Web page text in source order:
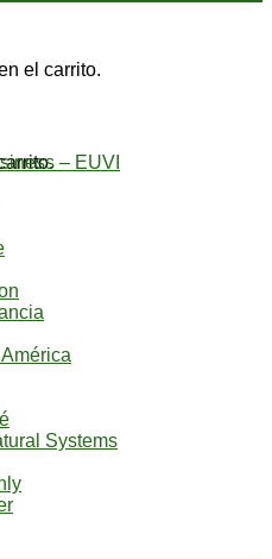
el carrito.
– EUVI
Systems